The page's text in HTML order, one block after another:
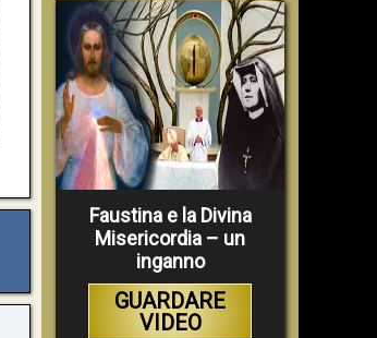
Faustina e la Divina
Misericordia – un
inganno
GUARDARE
VIDEO